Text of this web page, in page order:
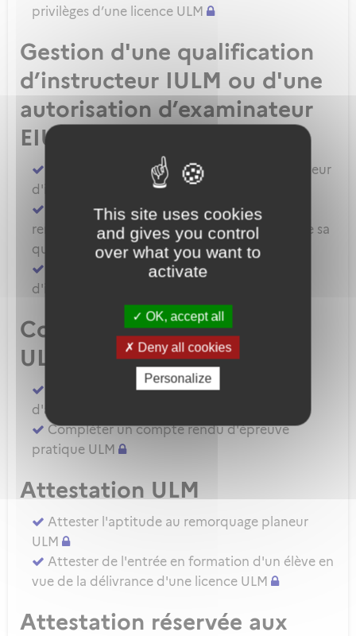
This site uses cookies
and gives you control
over what you want to
activate
OK, accept all
Deny all cookies
Personalize
privilèges d’une licence ULM
Gestion d'une qualification
d’instructeur IULM ou d'une
autorisation d’examinateur
EIULM
Attester des prérequis pour devenir formateur
d'instructeur ULM
Demander la délivrance, la prorogation, le
renouvellement ou l'extension de privilèges de sa
qualification IULM
Demander une autorisation d'examinateur
d'instructeur EIULM
Compte rendu d’épreuve
ULM
Compléter un compte rendu d'épreuve
d'aptitude pratique instructeur IULM.
Compléter un compte rendu d'épreuve
pratique ULM
Attestation ULM
Attester l'aptitude au remorquage planeur
ULM
Attester de l'entrée en formation d'un élève en
vue de la délivrance d'une licence ULM
Attestation réservée aux